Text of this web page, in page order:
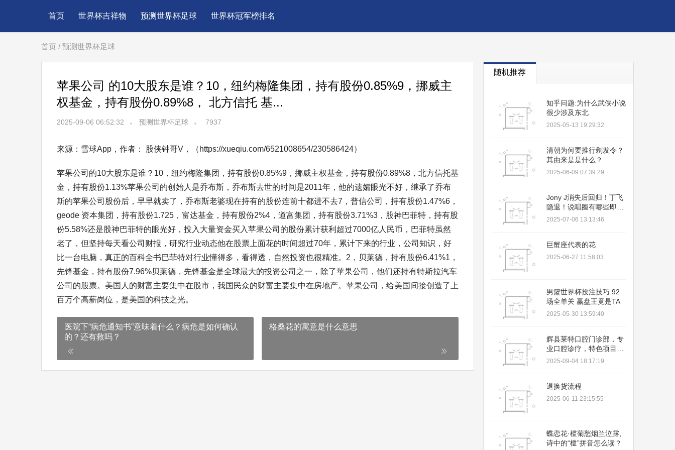
首页 世界杯吉祥物 预测世界杯足球 世界杯冠军榜排名
首页 / 预测世界杯足球
苹果公司 的10大股东是谁？10，纽约梅隆集团，持有股份0.85%9，挪威主
权基金，持有股份0.89%8， 北方信托 基...
2025-09-06 06:52:32 预测世界杯足球 7937
来源：雪球App，作者： 股侠钟哥V，（https://xueqiu.com/6521008654/230586424）
苹果公司的10大股东是谁？10，纽约梅隆集团，持有股份0.85%9，挪威主权基金，持有股份0.89%8，北方信托基
金，持有股份1.13%苹果公司的创始人是乔布斯，乔布斯去世的时间是2011年，他的遗孀眼光不好，继承了乔布
斯的苹果公司股份后，早早就卖了，乔布斯老婆现在持有的股份连前十都进不去7，普信公司，持有股份1.47%6，
geode 资本集团，持有股份1.725，富达基金，持有股份2%4，道富集团，持有股份3.71%3，股神巴菲特，持有股
份5.58%还是股神巴菲特的眼光好，投入大量资金买入苹果公司的股份累计获利超过7000亿人民币，巴菲特虽然
老了，但坚持每天看公司财报，研究行业动态他在股票上面花的时间超过70年，累计下来的行业，公司知识，好
比一台电脑，真正的百科全书巴菲特对行业懂得多，看得透，自然投资也很精准。2，贝莱德，持有股份6.41%1，
先锋基金，持有股份7.96%贝莱德，先锋基金是全球最大的投资公司之一，除了苹果公司，他们还持有特斯拉汽车
公司的股票。美国人的财富主要集中在股市，我国民众的财富主要集中在房地产。苹果公司，给美国间接创造了上
百万个高薪岗位，是美国的科技之光。
医院下“病危通知书”意味着什么？病危是如何确认
的？还有救吗？
格桑花的寓意是什么意思
随机推荐
知乎问题:为什么武侠小说
很少涉及东北
2025-05-13 19:29:32
清朝为何要推行剃发令？
其由来是是什么？
2025-06-09 07:39:29
Jony J消失后回归！丁飞
隐退！说唱圈有哪些即将
消失的Rapper？？
2025-07-06 13:13:46
巨蟹座代表的花
2025-06-27 11:58:03
男篮世界杯投注技巧:92
场全单关 赢盘王竟是TA
2025-05-30 13:59:40
辉县莱特口腔门诊部，专
业口腔诊疗，特色项目
多，收费合理，服务优质
2025-09-04 18:17:19
退换货流程
2025-06-11 23:15:55
蝶恋花·槛菊愁烟兰泣露,
诗中的“槛”拼音怎么读？